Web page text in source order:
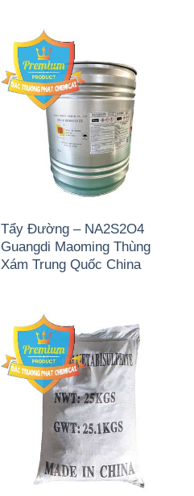
Tẩy Đường – NA2S2O4
Guangdi Maoming Thùng
Xám Trung Quốc China